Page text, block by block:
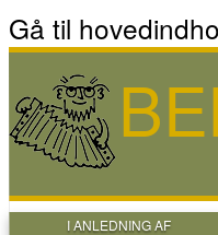
Gå til
I ANLEDNING AF